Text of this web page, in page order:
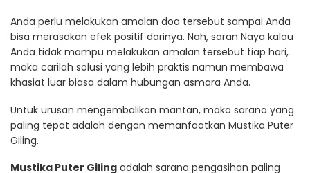
Anda perlu melakukan amalan doa tersebut sampai Anda
bisa merasakan efek positif darinya. Nah, saran Naya kalau
Anda tidak mampu melakukan amalan tersebut tiap hari,
maka carilah solusi yang lebih praktis namun membawa
khasiat luar biasa dalam hubungan asmara Anda.
Untuk urusan mengembalikan mantan, maka sarana yang
paling tepat adalah dengan memanfaatkan Mustika Puter
Giling.
Mustika Puter Giling adalah sarana pengasihan paling